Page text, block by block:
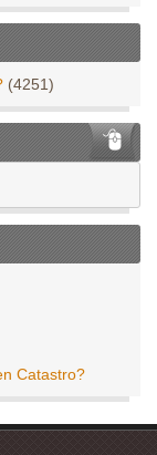
(4251)
Catastro?